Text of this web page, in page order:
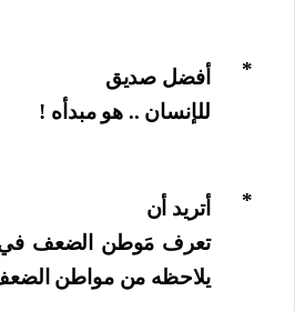
*
أفضل صديق
للإنسان .. هو مبدأه !
*
أتريد أن
تعرف مَوطن الضعف في
يلاحظه من مواطن